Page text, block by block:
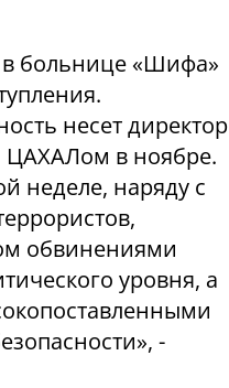
больнице «Шифа»
несет директор
в ноябре.
неделе, наряду с
обвинениями
уровня, а
-